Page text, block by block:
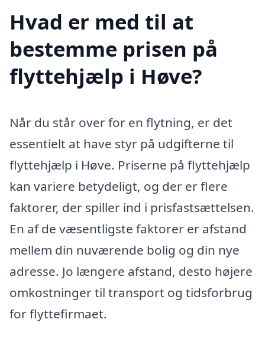
Hvad er med til at
bestemme prisen på
flyttehjælp i Høve?
Når du står over for en flytning, er det
essentielt at have styr på udgifterne til
flyttehjælp i Høve. Priserne på flyttehjælp
kan variere betydeligt, og der er flere
faktorer, der spiller ind i prisfastsættelsen.
En af de væsentligste faktorer er afstand
mellem din nuværende bolig og din nye
adresse. Jo længere afstand, desto højere
omkostninger til transport og tidsforbrug
for flyttefirmaet.